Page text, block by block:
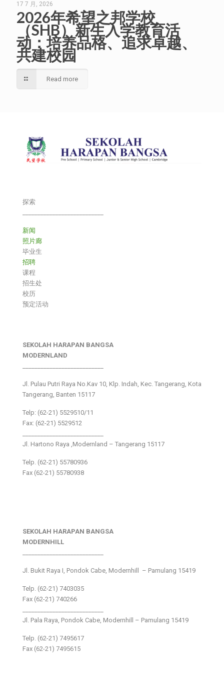
17 7 月, 2026
2026年希望之邦学校
（SHB）新生入学教育活
动：培养品格、追求卓越、
共建校园
Read more
探索
新闻
照片廊
毕业生
招聘
课程
招生处
校历
预定活动
SEKOLAH HARAPAN BANGSA
MODERNLAND
Jl. Pulau Putri Raya No.Kav 10, Klp. Indah, Kec. Tangerang, Kota
Tangerang, Banten 15117
Telp: (62-21) 5529510/11
Fax: (62-21) 5529512
Jl. Hartono Raya ,Modernland – Tangerang 15117
Telp. (62-21) 55780936
Fax (62-21) 55780938
SEKOLAH HARAPAN BANGSA
MODERNHILL
Jl. Bukit Raya I, Pondok Cabe, Modernhill – Pamulang 15419
Telp. (62-21) 7403035
Fax (62-21) 740266
Jl. Pala Raya, Pondok Cabe, Modernhill – Pamulang 15419
Telp. (62-21) 7495617
Fax (62-21) 7495615